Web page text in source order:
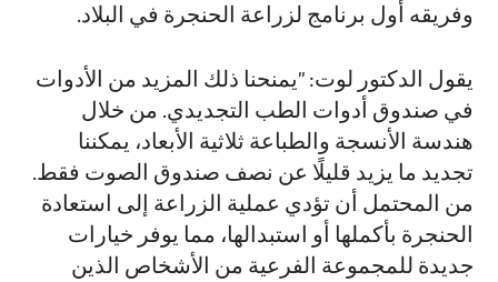
وفريقه أول برنامج لزراعة الحنجرة في البلاد.
يقول الدكتور لوت: "يمنحنا ذلك المزيد من الأدوات
في صندوق أدوات الطب التجديدي. من خلال
هندسة الأنسجة والطباعة ثلاثية الأبعاد، يمكننا
تجديد ما يزيد قليلًا عن نصف صندوق الصوت فقط.
من المحتمل أن تؤدي عملية الزراعة إلى استعادة
الحنجرة بأكملها أو استبدالها، مما يوفر خيارات
جديدة للمجموعة الفرعية من الأشخاص الذين